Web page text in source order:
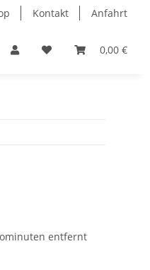
Kontakt Anfahrt
0,00 €
entfernt